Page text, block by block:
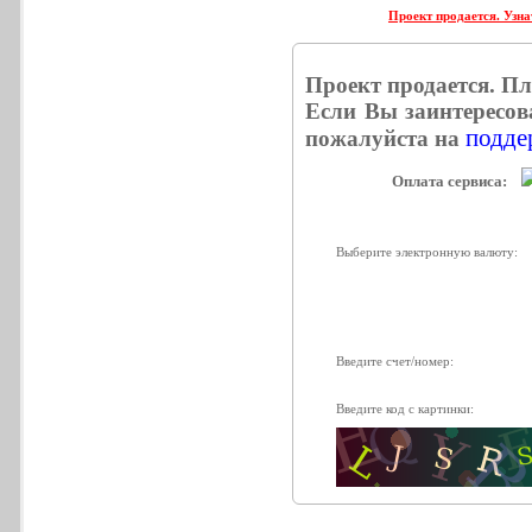
Проект продается.
Проект продается.
Если Вы
пожалуйста на
Выберите электронную валюту:
Введите счет/номер:
Введите код с картинки: